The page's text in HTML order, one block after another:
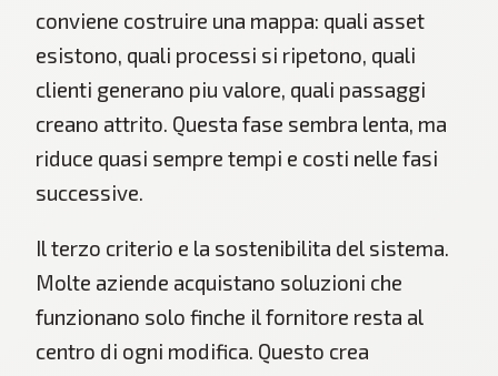
conviene costruire una mappa: quali asset
esistono, quali processi si ripetono, quali
clienti generano piu valore, quali passaggi
creano attrito. Questa fase sembra lenta, ma
riduce quasi sempre tempi e costi nelle fasi
successive.
Il terzo criterio e la sostenibilita del sistema.
Molte aziende acquistano soluzioni che
funzionano solo finche il fornitore resta al
centro di ogni modifica. Questo crea